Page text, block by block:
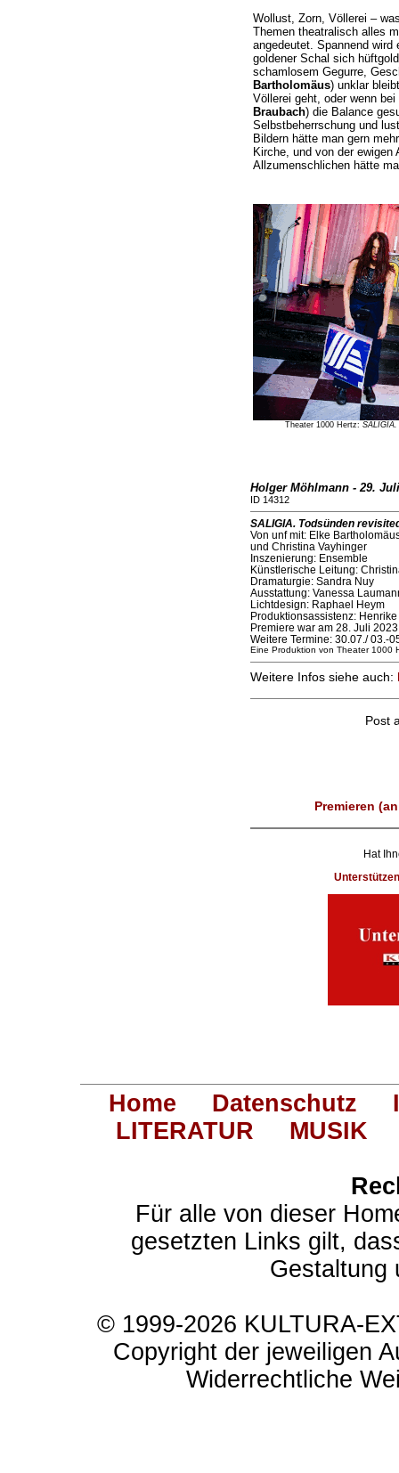
Wollust, Zorn, Völlerei –
Themen theatralisch alles
angedeutet. Spannend
goldener Schal sich
schamlosem Gegurre,
Bartholomäus) unklar
Völlerei geht, oder wenn
Braubach) die Balance
Selbstbeherrschung und
Bildern hätte man gern
Kirche, und von der
Allzumenschlichen hätte
Theater 1000 Hertz: SALIGIA.
Holger Möhlmann - 29.
ID 14312
SALIGIA. Todsünden
Von unf mit: Elke
und Christina Vayhinger
Inszenierung: Ensemble
Künstlerische Leitung:
Dramaturgie: Sandra Nuy
Ausstattung: Vanessa
Lichtdesign: Raphael Heym
Produktionsassistenz:
Premiere war am 28. Juli
Weitere Termine: 30.07./ 03.-
Eine Produktion von Theater 1000
Weitere Infos siehe auch:
Post
Premieren
Hat
Home Datenschutz
LITERATUR
MUSIK
Für alle von dieser
gesetzten Links gilt,
Gestaltung
© 1999-2026 KULTURA-
Copyright der jeweiligen
Widerrechtliche